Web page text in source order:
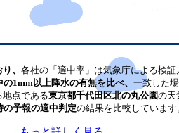
、 各社の「適中率」は気象庁による検証
の1mm以上降水の有無を比べ、 一致した
点である東京都千代田区北の丸公園の天
予報の適中判定の結果を比較しています